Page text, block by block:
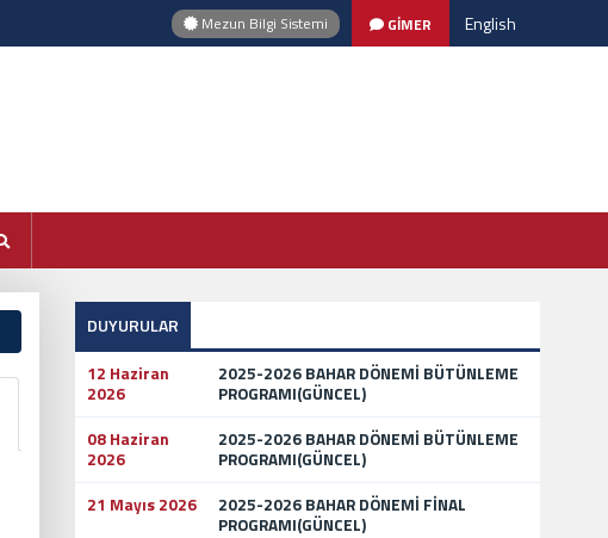
Mezun Bilgi Sistemi GİMER English
DUYURULAR
12 Haziran
2026
2025-2026 BAHAR DÖNEMİ BÜTÜNLEME
PROGRAMI(GÜNCEL)
08 Haziran
2026
2025-2026 BAHAR DÖNEMİ BÜTÜNLEME
PROGRAMI(GÜNCEL)
21 Mayıs 2026
2025-2026 BAHAR DÖNEMİ FİNAL
PROGRAMI(GÜNCEL)